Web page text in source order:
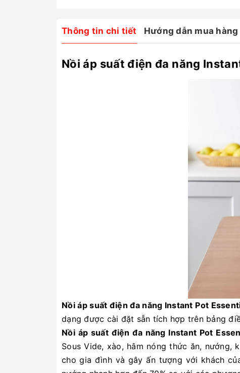
Thông tin chi tiết Hướng dẫn mua hàng
Nồi áp suất điện đa năng
Nồi áp suất điện đa năng Instant Pot
dạng được cài đặt sẵn tích hợp trên bảng
Nồi áp suất điện đa năng Instant Pot
Sous Vide, xào, hâm nóng thức ăn,
cho gia đình và gây ấn tượng với khách